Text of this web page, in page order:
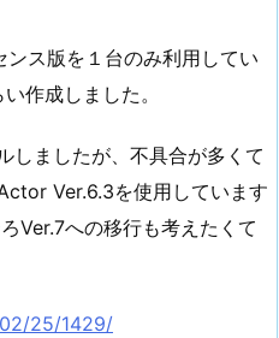
ス版を１台のみ利用してい
作成しました。
しましたが、不具合が多くて
Ver.6.3を使用しています
Ver.7への移行も考えたくて
25/1429/